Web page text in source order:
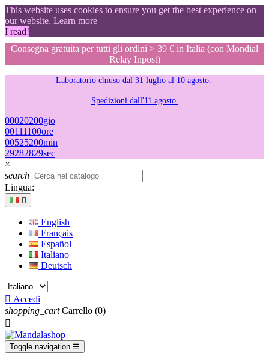
This website uses cookies to ensure you get the best experience on
our website. Learn more
I read!
Consegna gratuita per tutti gli ordini > 39 € in Italia (con Mondial
Relay Inpost)
Laboratorio chiuso dal 31 luglio al 10 agosto.
Spedizioni dall'11 agosto.
00020200gio
00111100ore
00525200min
28272728sec
×
search
Lingua:

English
Français
Español
Italiano
Deutsch
 Accedi
shopping_cart Carrello (0)

Toggle navigation ☰